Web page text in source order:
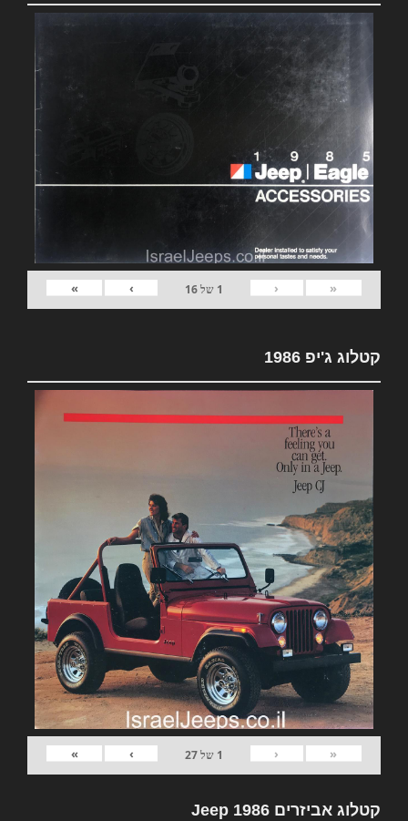
«
‹
1 של16
›
»
קטלוג ג'יפ 1986
«
‹
1 של27
›
»
קטלוג אביזרים Jeep 1986